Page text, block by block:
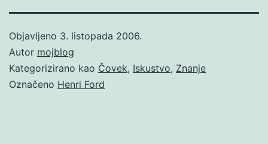
Objavljeno 3. listopada 2006.
Autor mojblog
Kategorizirano kao Čovek, Iskustvo, Znanje
Označeno Henri Ford